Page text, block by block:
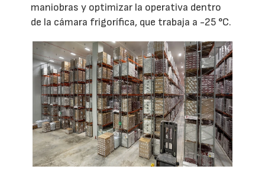
maniobras y optimizar la operativa dentro
de la cámara frigorífica, que trabaja a -25 °C.